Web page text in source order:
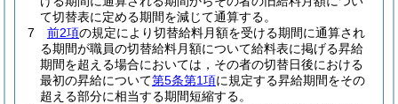
て切替表に定める期間を減じて通算する。
7
前2項の規定により切替給料月額を受ける期間に通算され
る期間が職員の切替給料月額について給料表に掲げる昇給
期間を超える場合においては，その者の切替日後における
最初の昇給について第5条第1項に規定する昇給期間をその
超える部分に相当する期間短縮する。